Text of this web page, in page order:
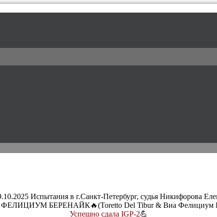
питомник доберманов
Испытания в г.Санкт-Петербург, судья Никифорова
БЕРЕНАЙК🔥(Toretto Del Tibur & Виа Фелициум
Успешно сдала IGP-2💪